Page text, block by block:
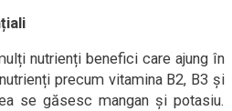
nutrienți benefici care ajung în
precum vitamina B2, B3 și
se găsesc mangan și potasiu.